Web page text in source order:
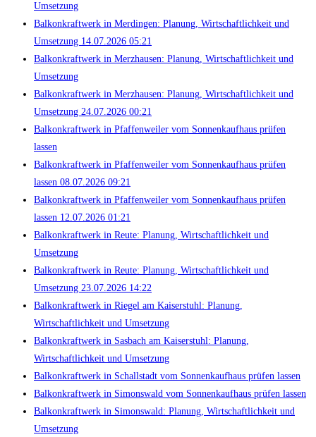
Umsetzung
Balkonkraftwerk in Merdingen: Planung, Wirtschaftlichkeit und
Umsetzung 14.07.2026 05:21
Balkonkraftwerk in Merzhausen: Planung, Wirtschaftlichkeit und
Umsetzung
Balkonkraftwerk in Merzhausen: Planung, Wirtschaftlichkeit und
Umsetzung 24.07.2026 00:21
Balkonkraftwerk in Pfaffenweiler vom Sonnenkaufhaus prüfen
lassen
Balkonkraftwerk in Pfaffenweiler vom Sonnenkaufhaus prüfen
lassen 08.07.2026 09:21
Balkonkraftwerk in Pfaffenweiler vom Sonnenkaufhaus prüfen
lassen 12.07.2026 01:21
Balkonkraftwerk in Reute: Planung, Wirtschaftlichkeit und
Umsetzung
Balkonkraftwerk in Reute: Planung, Wirtschaftlichkeit und
Umsetzung 23.07.2026 14:22
Balkonkraftwerk in Riegel am Kaiserstuhl: Planung,
Wirtschaftlichkeit und Umsetzung
Balkonkraftwerk in Sasbach am Kaiserstuhl: Planung,
Wirtschaftlichkeit und Umsetzung
Balkonkraftwerk in Schallstadt vom Sonnenkaufhaus prüfen lassen
Balkonkraftwerk in Simonswald vom Sonnenkaufhaus prüfen lassen
Balkonkraftwerk in Simonswald: Planung, Wirtschaftlichkeit und
Umsetzung